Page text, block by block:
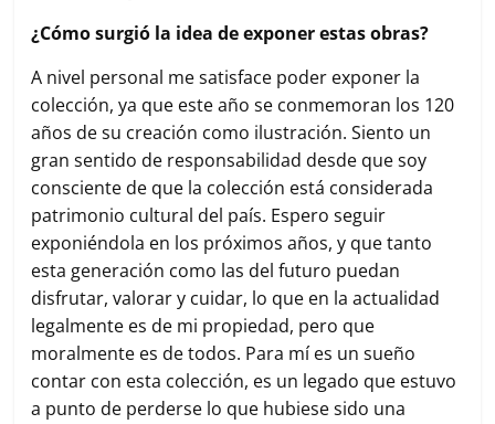
¿Cómo surgió la idea de exponer estas obras?
A nivel personal me satisface poder exponer la
colección, ya que este año se conmemoran los 120
años de su creación como ilustración. Siento un
gran sentido de responsabilidad desde que soy
consciente de que la colección está considerada
patrimonio cultural del país. Espero seguir
exponiéndola en los próximos años, y que tanto
esta generación como las del futuro puedan
disfrutar, valorar y cuidar, lo que en la actualidad
legalmente es de mi propiedad, pero que
moralmente es de todos. Para mí es un sueño
contar con esta colección, es un legado que estuvo
a punto de perderse lo que hubiese sido una